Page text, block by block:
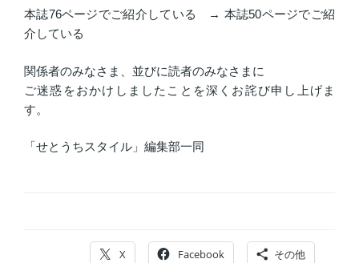
本誌76ページでご紹介している → 本誌50ページでご紹
介している
関係者のみなさま、並びに読者のみなさまに
ご迷惑をおかけしましたことを深くお詫び申し上げま
す。
「せとうちスタイル」編集部一同
X Facebook その他